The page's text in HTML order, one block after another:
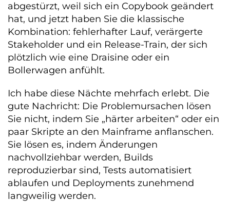
abgestürzt, weil sich ein Copybook geändert
hat, und jetzt haben Sie die klassische
Kombination: fehlerhafter Lauf, verärgerte
Stakeholder und ein Release-Train, der sich
plötzlich wie eine Draisine oder ein
Bollerwagen anfühlt.
Ich habe diese Nächte mehrfach erlebt. Die
gute Nachricht: Die Problemursachen lösen
Sie nicht, indem Sie „härter arbeiten“ oder ein
paar Skripte an den Mainframe anflanschen.
Sie lösen es, indem Änderungen
nachvollziehbar werden, Builds
reproduzierbar sind, Tests automatisiert
ablaufen und Deployments zunehmend
langweilig werden.